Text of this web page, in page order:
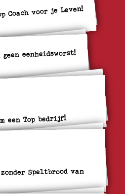
Coach voor je Leven!
geen eenheidsworst!
een Top bedrijf!
Speltbrood van